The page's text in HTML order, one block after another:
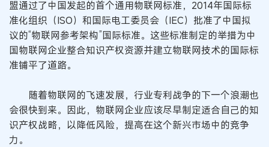
盟通过了中国发起的首个通用物联网标准，2014年国际标
准化组织（ISO）和国际电工委员会（IEC）批准了中国拟
议的“物联网参考架构”国际标准。这些标准制定的举措为中
国物联网企业整合知识产权资源并建立物联网技术的国际标
准铺平了道路。
随着物联网的飞速发展，行业专利战争的下一个浪潮也
会很快到来。因此，物联网企业应该尽早制定适合自己的知
识产权战略，以降低风险，提高在这个新兴市场中的竞争
力。